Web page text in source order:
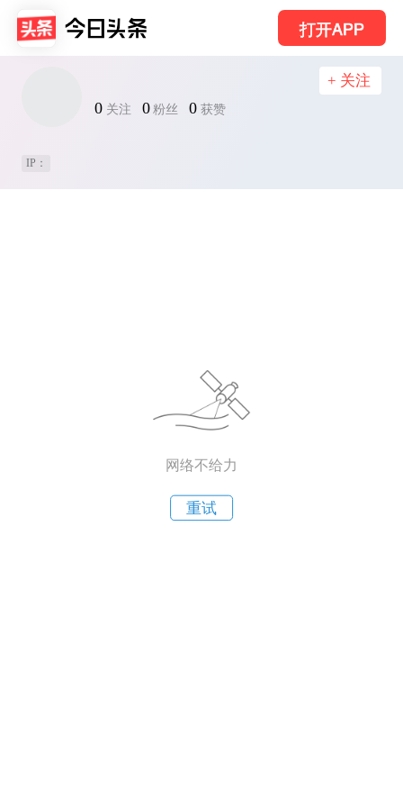
打开APP
0 关注 0 粉丝 0 获赞
+ 关注
IP：
网络不给力
重试